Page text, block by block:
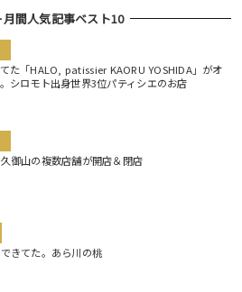
月間人気記事ベスト10
た「HALO, patissier KAORU YOSHIDA」がオ
シロモト出身世界3位パティシエのお店
御山の複数店舗が開店＆閉店
きてた。あら川の桃